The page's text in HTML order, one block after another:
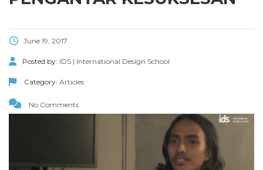
June 19, 2017
Posted by: IDS | International Design School
Category: Articles
No Comments